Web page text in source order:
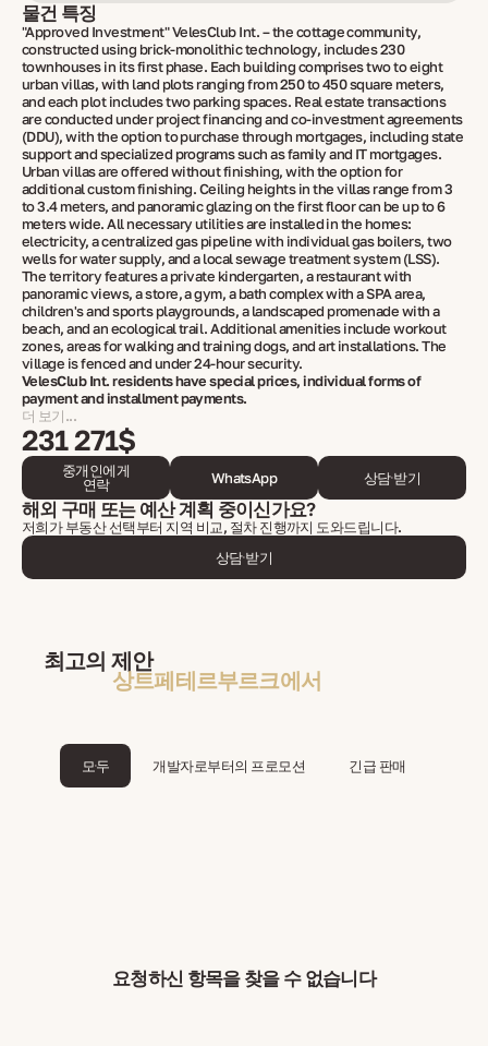
물건 특징
"Approved Investment" VelesClub Int. – the cottage community,
constructed using brick-monolithic technology, includes 230
townhouses in its first phase. Each building comprises two to eight
urban villas, with land plots ranging from 250 to 450 square meters,
and each plot includes two parking spaces. Real estate transactions
are conducted under project financing and co-investment agreements
(DDU), with the option to purchase through mortgages, including state
support and specialized programs such as family and IT mortgages.
Urban villas are offered without finishing, with the option for
additional custom finishing. Ceiling heights in the villas range from 3
to 3.4 meters, and panoramic glazing on the first floor can be up to 6
meters wide. All necessary utilities are installed in the homes:
electricity, a centralized gas pipeline with individual gas boilers, two
wells for water supply, and a local sewage treatment system (LSS).
The territory features a private kindergarten, a restaurant with
panoramic views, a store, a gym, a bath complex with a SPA area,
children's and sports playgrounds, a landscaped promenade with a
beach, and an ecological trail. Additional amenities include workout
zones, areas for walking and training dogs, and art installations. The
village is fenced and under 24-hour security.
VelesClub Int. residents have special prices, individual forms of
payment and installment payments.
더 보기...
231 271$
중개인에게
연락
WhatsApp 상담 받기
해외 구매 또는 예산 계획 중이신가요?
저희가 부동산 선택부터 지역 비교, 절차 진행까지 도와드립니다.
상담 받기
최고의 제안
상트페테르부르크에서
모두 개발자로부터의 프로모션 긴급 판매
요청하신 항목을 찾을 수 없습니다